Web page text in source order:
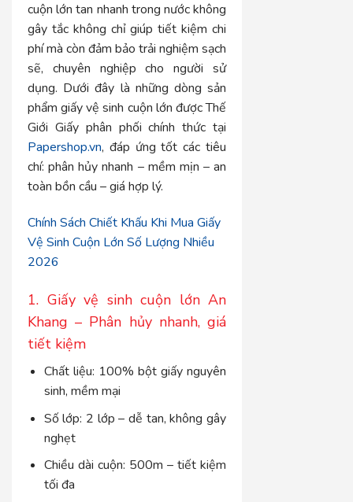
cuộn lớn tan nhanh trong nước không
gây tắckhông chỉ giúp tiết kiệm chi
phí mà còn đảm bảo trải nghiệm sạch
sẽ, chuyên nghiệp cho người sử
dụng. Dưới đây là những dòng sản
phẩm giấy vệ sinh cuộn lớn được Thế
Giới Giấy phân phối chính thức tại
Papershop.vn, đáp ứng tốt các tiêu
chí: phân hủy nhanh – mềm mịn – an
toàn bồn cầu – giá hợp lý.
Chính Sách Chiết Khấu Khi Mua Giấy
Vệ Sinh Cuộn Lớn Số Lượng Nhiều
2026
1. Giấy vệ sinh cuộn lớn An
Khang – Phân hủy nhanh, giá
tiết kiệm
Chất liệu: 100% bột giấy nguyên
sinh, mềm mại
Số lớp: 2 lớp – dễ tan, không gây
nghẹt
Chiều dài cuộn: 500m – tiết kiệm
tối đa